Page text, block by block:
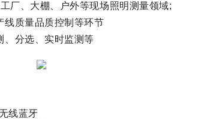
厂、大棚、户外等现场照明测量领域;
线质量品质控制等环节
、分选、实时监测等
无线蓝牙